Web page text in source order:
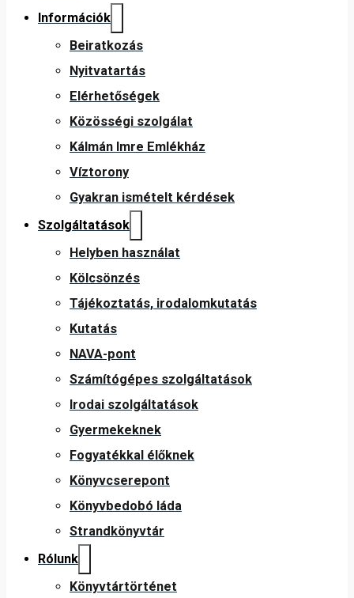
Információk
Beiratkozás
Nyitvatartás
Elérhetőségek
Közösségi szolgálat
Kálmán Imre Emlékház
Víztorony
Gyakran ismételt kérdések
Szolgáltatások
Helyben használat
Kölcsönzés
Tájékoztatás, irodalomkutatás
Kutatás
NAVA-pont
Számítógépes szolgáltatások
Irodai szolgáltatások
Gyermekeknek
Fogyatékkal élőknek
Könyvcserepont
Könyvbedobó láda
Strandkönyvtár
Rólunk
Könyvtártörténet